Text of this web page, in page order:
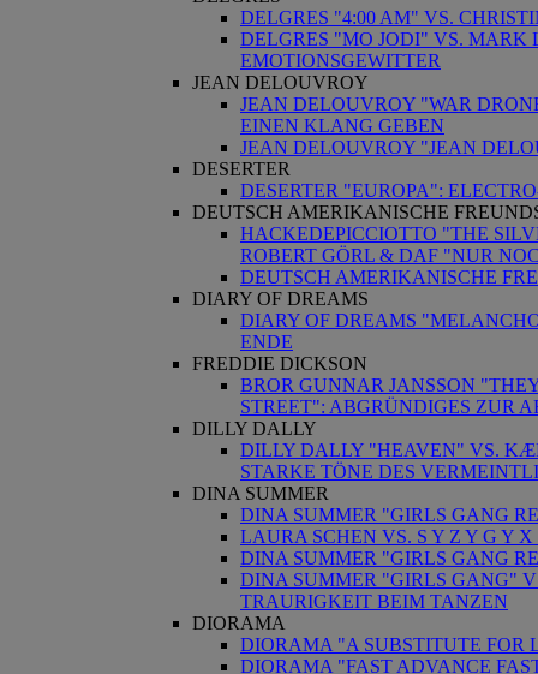
DELGRES "4:00 AM" VS.
DELGRES "MO JODI" VS.
EMOTIONSGEWITTER
JEAN DELOUVROY
JEAN DELOUVROY "WAR
EINEN KLANG GEBEN
JEAN DELOUVROY "JEAN
DESERTER
DESERTER "EUROPA":
DEUTSCH AMERIKANISCHE
HACKEDEPICCIOTTO "THE
ROBERT GÖRL & DAF "NUR
DEUTSCH AMERIKANISCHE
DIARY OF DREAMS
DIARY OF DREAMS
ENDE
FREDDIE DICKSON
BROR GUNNAR JANSSON
STREET": ABGRÜNDIGES ZUR
DILLY DALLY
DILLY DALLY "HEAVEN" VS.
STARKE TÖNE DES
DINA SUMMER
DINA SUMMER "GIRLS GANG
LAURA SCHEN VS. S Y Z Y G Y
DINA SUMMER "GIRLS GANG
DINA SUMMER "GIRLS GANG"
TRAURIGKEIT BEIM TANZEN
DIORAMA
DIORAMA "A SUBSTITUTE FOR
DIORAMA "FAST ADVANCE